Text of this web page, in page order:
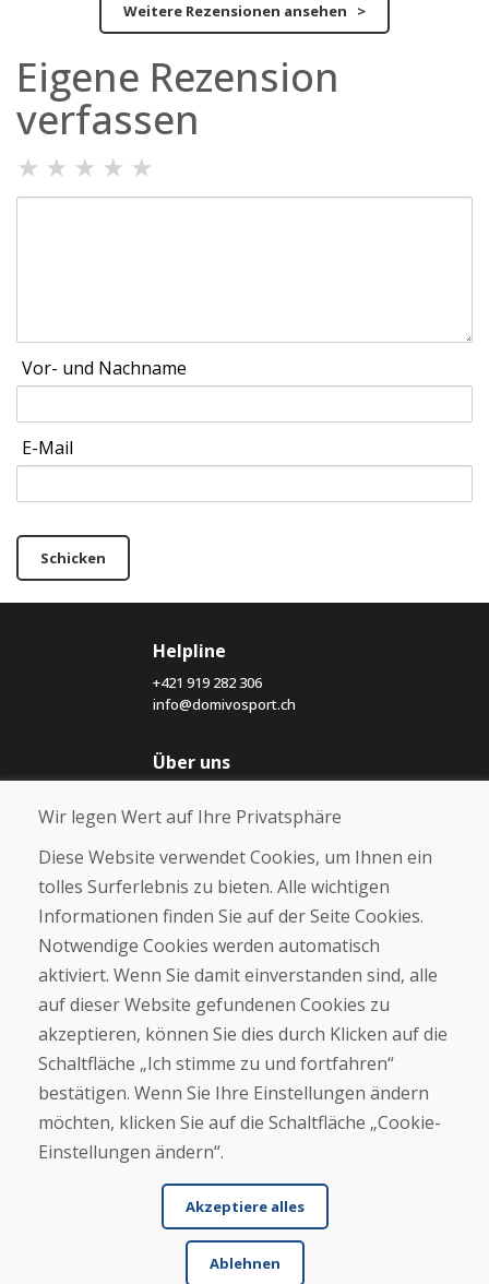
Weitere Rezensionen ansehen >
Eigene Rezension
verfassen
★ ★ ★ ★ ★
Vor- und Nachname
E-Mail
Schicken
Helpline
+421 919 282 306
info@domivosport.ch
Über uns
Über uns
Kontakt
Kaufen
E-Shop
Geschäftsbedingungen
Zahlung
Beschwerde
Rückgabe und Umtausch von Waren
Cookies
Wir legen Wert auf Ihre Privatsphäre
Diese Website verwendet Cookies, um Ihnen ein
tolles Surferlebnis zu bieten. Alle wichtigen
Informationen finden Sie auf der Seite Cookies.
Notwendige Cookies werden automatisch
aktiviert. Wenn Sie damit einverstanden sind, alle
auf dieser Website gefundenen Cookies zu
akzeptieren, können Sie dies durch Klicken auf die
Schaltfläche „Ich stimme zu und fortfahren“
bestätigen. Wenn Sie Ihre Einstellungen ändern
möchten, klicken Sie auf die Schaltfläche „Cookie-
Einstellungen ändern“.
Akzeptiere alles
Ablehnen